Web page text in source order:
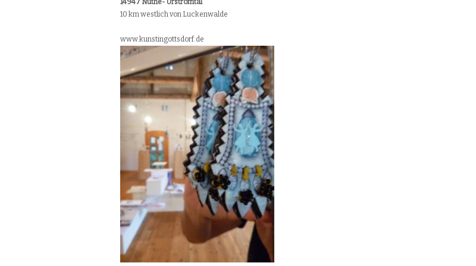
14947 Nuthe- Urstromtal
10 km westlich von Luckenwalde
www.kunstingottsdorf.de